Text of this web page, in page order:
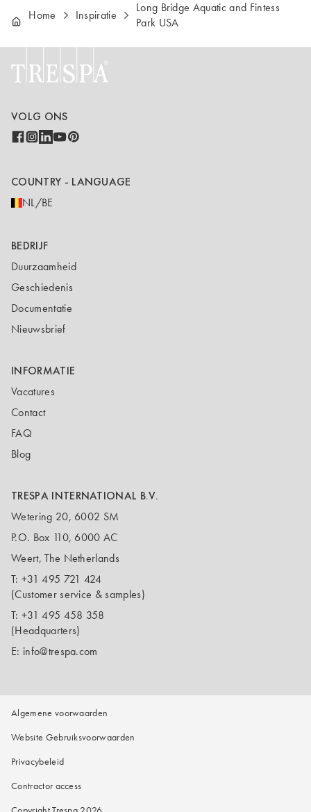
Home Inspiratie
Long Bridge Aquatic and Fintess
Park USA
VOLG ONS
COUNTRY - LANGUAGE
NL/BE
BEDRIJF
Duurzaamheid
Geschiedenis
Documentatie
Nieuwsbrief
INFORMATIE
Vacatures
Contact
FAQ
Blog
TRESPA INTERNATIONAL B.V.
Wetering 20, 6002 SM
P.O. Box 110, 6000 AC
Weert, The Netherlands
T: +31 495 721 424
(Customer service & samples)
T: +31 495 458 358
(Headquarters)
E: info@trespa.com
Algemene voorwaarden
Website Gebruiksvoorwaarden
Privacybeleid
Contractor access